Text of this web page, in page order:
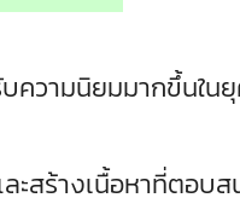
ความนิยมมากขึ้นใน
ะสร้างเนื้อหาที่ตอบ